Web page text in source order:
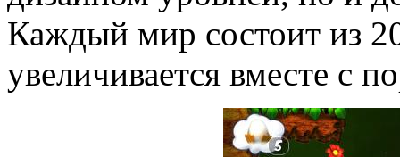
Каждый мир состоит из
увеличивается вместе с